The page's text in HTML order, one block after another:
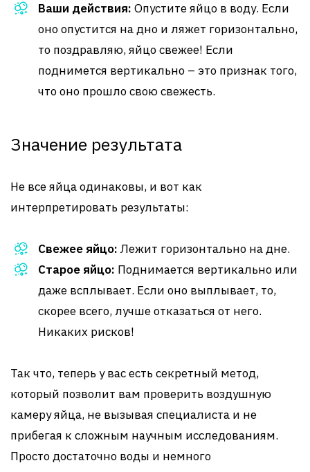
Ваши действия: Опустите яйцо в воду. Если
оно опустится на дно и ляжет горизонтально,
то поздравляю, яйцо свежее! Если
поднимется вертикально – это признак того,
что оно прошло свою свежесть.
Значение результата
Не все яйца одинаковы, и вот как
интерпретировать результаты:
Свежее яйцо: Лежит горизонтально на дне.
Старое яйцо: Поднимается вертикально или
даже всплывает. Если оно выплывает, то,
скорее всего, лучше отказаться от него.
Никаких рисков!
Так что, теперь у вас есть секретный метод,
который позволит вам проверить воздушную
камеру яйца, не вызывая специалиста и не
прибегая к сложным научным исследованиям.
Просто достаточно воды и немного